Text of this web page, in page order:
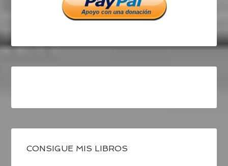
CONSIGUE MIS LIBROS